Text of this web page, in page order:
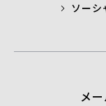
ソーシ
メ